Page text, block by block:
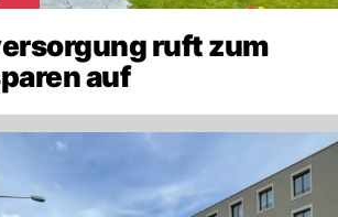
ruft zum
auf